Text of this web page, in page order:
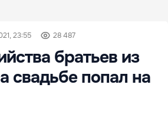
23:55 28 487
братьев из
свадьбе попал на